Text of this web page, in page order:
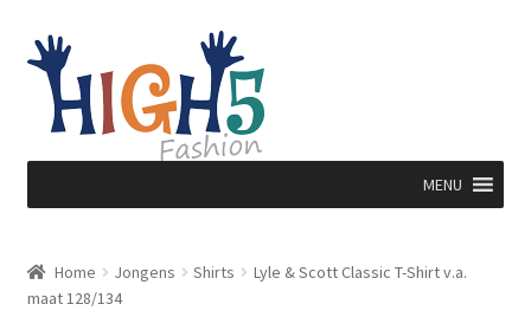
Ga
door
naar
navigatie
Ga
direct
naar
inhoud
MENU
Home Jongens Shirts
Lyle & Scott Classic T-Shirt v.a.
maat 128/134